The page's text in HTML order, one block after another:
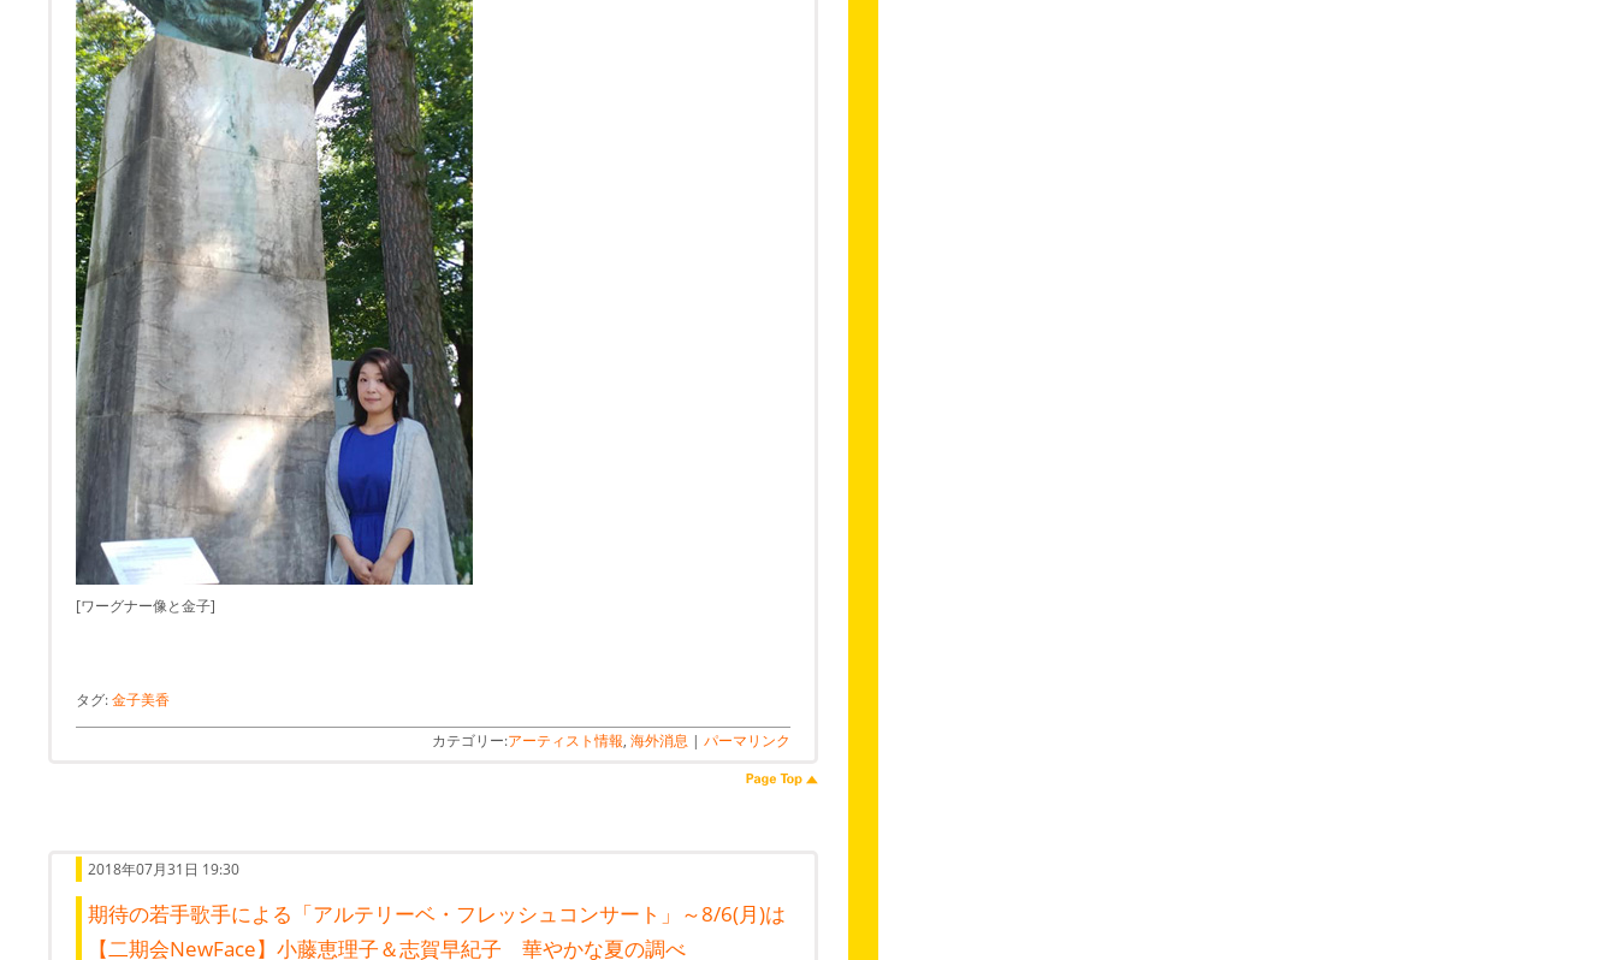
[ワーグナー像と金子]
タグ:金子美香
カテゴリー:アーティスト情報, 海外消息 | パーマリンク
2018年07月31日 19:30
期待の若手歌手による「アルテリーベ・フレッシュコンサート」～8/6(月)は
【二期会NewFace】小藤恵理子＆志賀早紀子 華やかな夏の調べ